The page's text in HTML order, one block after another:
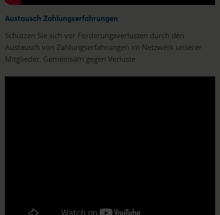
Austausch Zahlungserfahrungen
Schützen Sie sich vor Forderungsverlusten durch den
Austausch von Zahlungserfahrungen im Netzwerk unserer
Mitglieder. Gemeinsam gegen Verluste.